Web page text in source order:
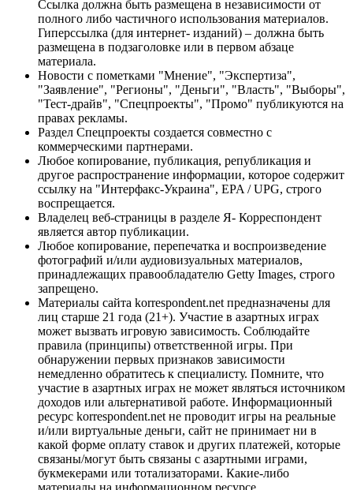
Ссылка должна быть размещена в независимости от
полного либо частичного использования материалов.
Гиперссылка (для интернет- изданий) – должна быть
размещена в подзаголовке или в первом абзаце
материала.
Новости с пометками "Мнение", "Экспертиза",
"Заявление", "Регионы", "Деньги", "Власть", "Выборы",
"Тест-драйв", "Спецпроекты", "Промо" публикуются на
правах рекламы.
Раздел Спецпроекты создается совместно с
коммерческими партнерами.
Любое копирование, публикация, републикация и
другое распространение информации, которое содержит
ссылку на "Интерфакс-Украина", EPA / UPG, строго
воспрещается.
Владелец веб-страницы в разделе Я- Корреспондент
является автор публикации.
Любое копирование, перепечатка и воспроизведение
фотографий и/или аудиовизуальных материалов,
принадлежащих правообладателю Getty Images, строго
запрещено.
Материалы сайта korrespondent.net предназначены для
лиц старше 21 года (21+). Участие в азартных играх
может вызвать игровую зависимость. Соблюдайте
правила (принципы) ответственной игры. При
обнаружении первых признаков зависимости
немедленно обратитесь к специалисту. Помните, что
участие в азартных играх не может являться источником
доходов или альтернативой работе. Информационный
ресурс korrespondent.net не проводит игры на реальные
и/или виртуальные деньги, сайт не принимает ни в
какой форме оплату ставок и других платежей, которые
связаны/могут быть связаны с азартными играми,
букмекерами или тотализаторами. Какие-либо
материалы на информационном ресурсе